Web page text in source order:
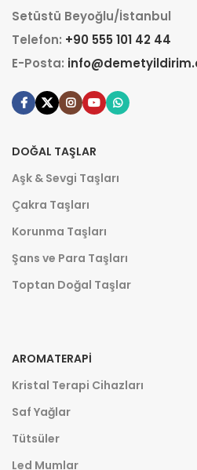
Setüstü Beyoğlu/İstanbul
Telefon: +90 555 101 42 44
E-Posta:
DOĞAL TAŞLAR
Aşk & Sevgi Taşları
Çakra Taşları
Korunma Taşları
Şans ve Para Taşları
Toptan Doğal Taşlar
AROMATERAPI
Kristal Terapi Cihazları
Saf Yağlar
Tütsüler
Led Mumlar